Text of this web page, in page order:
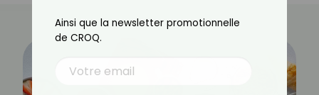
Ainsi que la newsletter promotionnelle
de CROQ.